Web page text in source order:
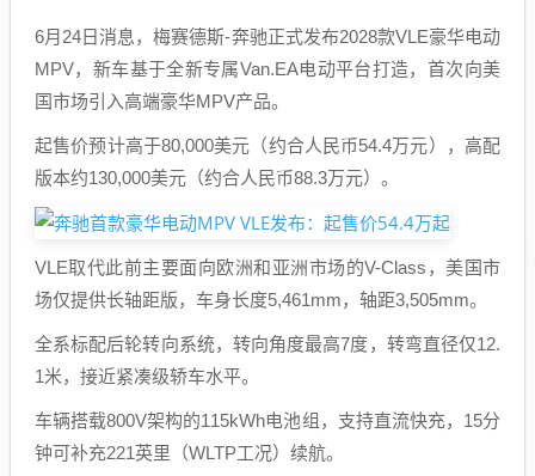
6月24日消息，梅赛德斯-奔驰正式发布2028款VLE豪华电动
MPV，新车基于全新专属Van.EA电动平台打造，首次向美
国市场引入高端豪华MPV产品。
起售价预计高于80,000美元（约合人民币54.4万元），高配
版本约130,000美元（约合人民币88.3万元）。
VLE取代此前主要面向欧洲和亚洲市场的V-Class，美国市
场仅提供长轴距版，车身长度5,461mm，轴距3,505mm。
全系标配后轮转向系统，转向角度最高7度，转弯直径仅12.
1米，接近紧凑级轿车水平。
车辆搭载800V架构的115kWh电池组，支持直流快充，15分
钟可补充221英里（WLTP工况）续航。